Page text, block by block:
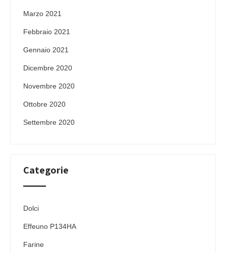
Marzo 2021
Febbraio 2021
Gennaio 2021
Dicembre 2020
Novembre 2020
Ottobre 2020
Settembre 2020
Categorie
Dolci
Effeuno P134HA
Farine